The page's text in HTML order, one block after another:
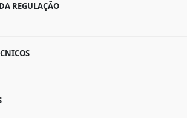
REGULAÇÃO